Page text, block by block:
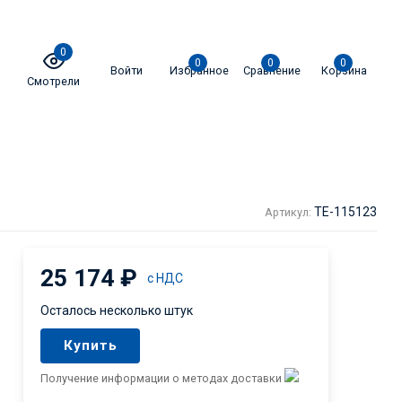
0
Смотрели
Войти
0
Избранное
0
Сравнение
0
Корзина
Артикул: TE-115123
25 174₽ с НДС
Осталось несколько штук
Купить
Получение информации о методах доставки